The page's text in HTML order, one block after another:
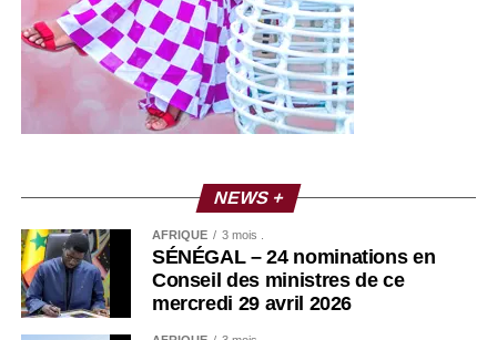
Julia Young « Ne t’en va pas »
NEWS +
AFRIQUE 3 mois .
SÉNÉGAL – 24 nominations en
Conseil des ministres de ce
mercredi 29 avril 2026